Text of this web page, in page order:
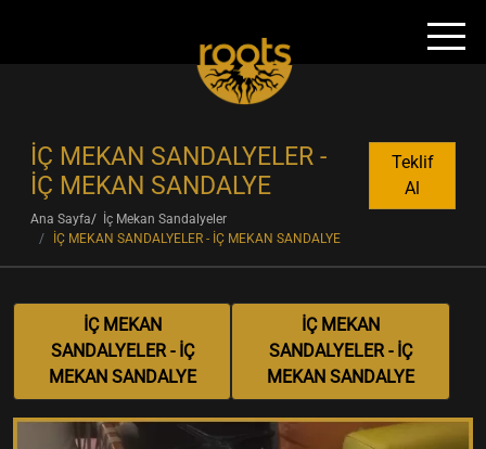
İÇ MEKAN SANDALYELER -
İÇ MEKAN SANDALYE
Teklif
Al
Ana Sayfa
İç Mekan Sandalyeler
İÇ MEKAN SANDALYELER - İÇ MEKAN SANDALYE
İÇ MEKAN
SANDALYELER - İÇ
MEKAN SANDALYE
İÇ MEKAN
SANDALYELER - İÇ
MEKAN SANDALYE